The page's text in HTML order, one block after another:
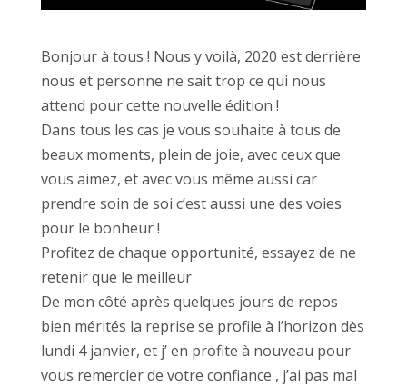
Bonjour à tous ! Nous y voilà, 2020 est derrière
nous et personne ne sait trop ce qui nous
attend pour cette nouvelle édition !
Dans tous les cas je vous souhaite à tous de
beaux moments, plein de joie, avec ceux que
vous aimez, et avec vous même aussi car
prendre soin de soi c’est aussi une des voies
pour le bonheur !
Profitez de chaque opportunité, essayez de ne
retenir que le meilleur
De mon côté après quelques jours de repos
bien mérités la reprise se profile à l’horizon dès
lundi 4 janvier, et j’ en profite à nouveau pour
vous remercier de votre confiance , j’ai pas mal